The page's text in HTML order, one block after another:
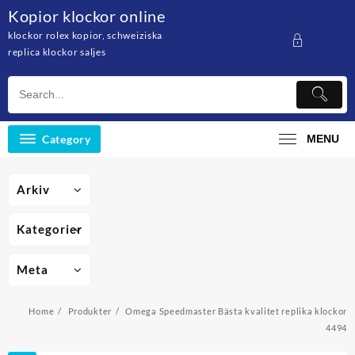
content
Kopior klockor online
klockor rolex kopior, schweiziska
replica klockor saljes
Category MENU
Home Produkter
Omega Speedmaster Bästa kvalitet replika klockor
4494
Arkiv
Kategorier
Meta